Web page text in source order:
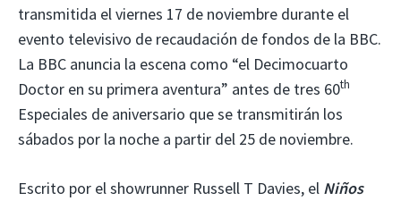
transmitida el viernes 17 de noviembre durante el
evento televisivo de recaudación de fondos de la BBC.
La BBC anuncia la escena como “el Decimocuarto
Doctor en su primera aventura” antes de tres 60th
Especiales de aniversario que se transmitirán los
sábados por la noche a partir del 25 de noviembre.
Escrito por el showrunner Russell T Davies, el Niños